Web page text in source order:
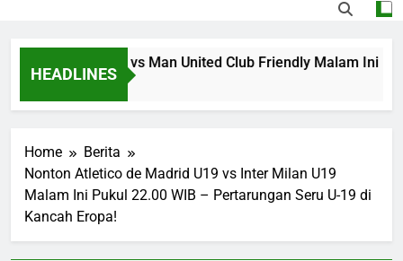
HEADLINES
PSG vs Man United Club Friendly Malam Ini
Home
Berita
Nonton Atletico de Madrid U19 vs Inter Milan U19
Malam Ini Pukul 22.00 WIB – Pertarungan Seru U-19 di
Kancah Eropa!